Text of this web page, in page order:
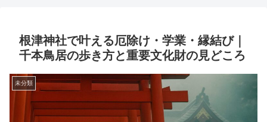
根津神社で叶える厄除け・学業・縁結び｜
千本鳥居の歩き方と重要文化財の見どころ
未分類